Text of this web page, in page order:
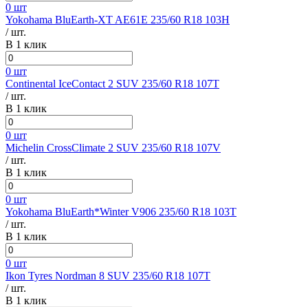
0 шт
Yokohama BluEarth-XT AE61E 235/60 R18 103H
/ шт.
В 1 клик
0 шт
Continental IceContact 2 SUV 235/60 R18 107T
/ шт.
В 1 клик
0 шт
Michelin CrossClimate 2 SUV 235/60 R18 107V
/ шт.
В 1 клик
0 шт
Yokohama BluEarth*Winter V906 235/60 R18 103T
/ шт.
В 1 клик
0 шт
Ikon Tyres Nordman 8 SUV 235/60 R18 107T
/ шт.
В 1 клик